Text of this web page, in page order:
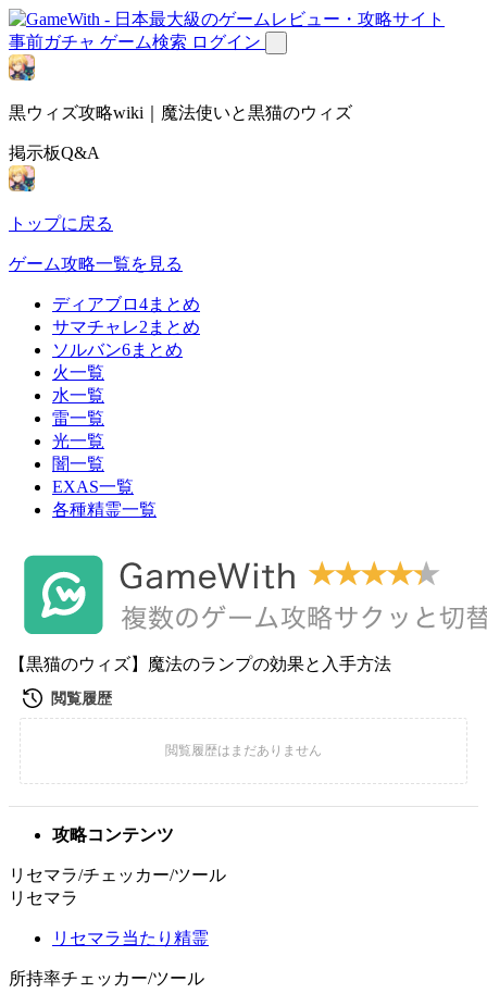
事前ガチャ ゲーム検索 ログイン
黒ウィズ攻略wiki｜魔法使いと黒猫のウィズ
掲示板Q&A
トップに戻る
ゲーム攻略一覧を見る
ディアブロ4まとめ
サマチャレ2まとめ
ソルバン6まとめ
火一覧
水一覧
雷一覧
光一覧
闇一覧
EXAS一覧
各種精霊一覧
【黒猫のウィズ】魔法のランプの効果と入手方法
攻略コンテンツ
リセマラ/チェッカー/ツール
リセマラ
リセマラ当たり精霊
所持率チェッカー/ツール